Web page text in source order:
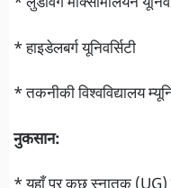
* हाइडेलबर्ग यूनिवर्सिटी
* तकनीकी विश्वविद्यालय
नुकसान: